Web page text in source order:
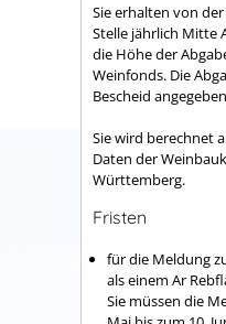
Sie erhalten von
Stelle jährlich Mitte
die Höhe der
Weinfonds. Die
Bescheid
Sie wird berechnet
Daten der
Württemberg.
Fristen
für die Meldung
als einem Ar
Sie müssen die